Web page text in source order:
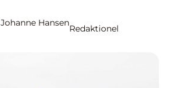
Johanne Hansen
Redaktionel